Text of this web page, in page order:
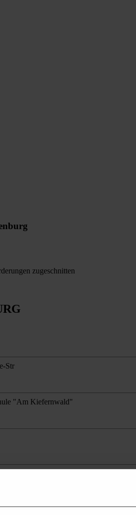
zugeschnitten
Str
"Am Kiefernwald"
Anlagen